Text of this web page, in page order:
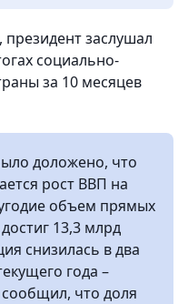
президент заслушал
социально-
за 10 месяцев
доложено, что
рост ВВП на
объем прямых
13,3 млрд
снизилась в два
года –
что доля